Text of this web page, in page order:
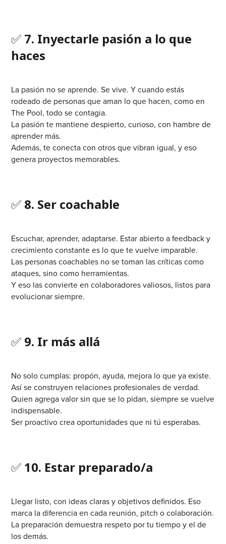
✅ 7. Inyectarle pasión a lo que
haces
La pasión no se aprende. Se vive. Y cuando estás
rodeado de personas que aman lo que hacen, como en
The Pool, todo se contagia.
La pasión te mantiene despierto, curioso, con hambre de
aprender más.
Además, te conecta con otros que vibran igual, y eso
genera proyectos memorables.
✅ 8. Ser coachable
Escuchar, aprender, adaptarse. Estar abierto a feedback y
crecimiento constante es lo que te vuelve imparable.
Las personas coachables no se toman las críticas como
ataques, sino como herramientas.
Y eso las convierte en colaboradores valiosos, listos para
evolucionar siempre.
✅ 9. Ir más allá
No solo cumplas: propón, ayuda, mejora lo que ya existe.
Así se construyen relaciones profesionales de verdad.
Quien agrega valor sin que se lo pidan, siempre se vuelve
indispensable.
Ser proactivo crea oportunidades que ni tú esperabas.
✅ 10. Estar preparado/a
Llegar listo, con ideas claras y objetivos definidos. Eso
marca la diferencia en cada reunión, pitch o colaboración.
La preparación demuestra respeto por tu tiempo y el de
los demás.